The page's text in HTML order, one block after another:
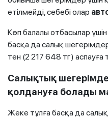
етілмейді, себебі олар
Көп балалы отбасылар
басқа да салық
тен (2 217 648 тг) аспауға
Салықтық
қолдануға болады
Жеке тұлға басқа да